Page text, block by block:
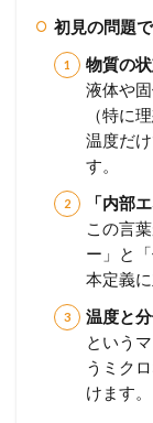
初見の問題
物質の
液体や
（特に
温度だ
す。
「内部
この言
ー」と
本定義
温度と
という
うミク
けます。